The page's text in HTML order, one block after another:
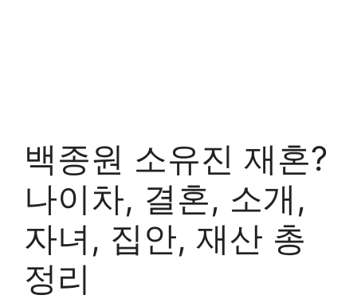
백종원 소유진 재혼?
나이차, 결혼, 소개,
자녀, 집안, 재산 총
정리